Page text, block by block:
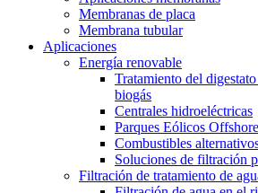
Membranas de placa
Membrana tubular
Aplicaciones
Energía renovable
Tratamiento del
biogás
Centrales hidroeléctricas
Parques Eólicos Offshore
Combustibles
Soluciones de filtración
Filtración de tratamiento de